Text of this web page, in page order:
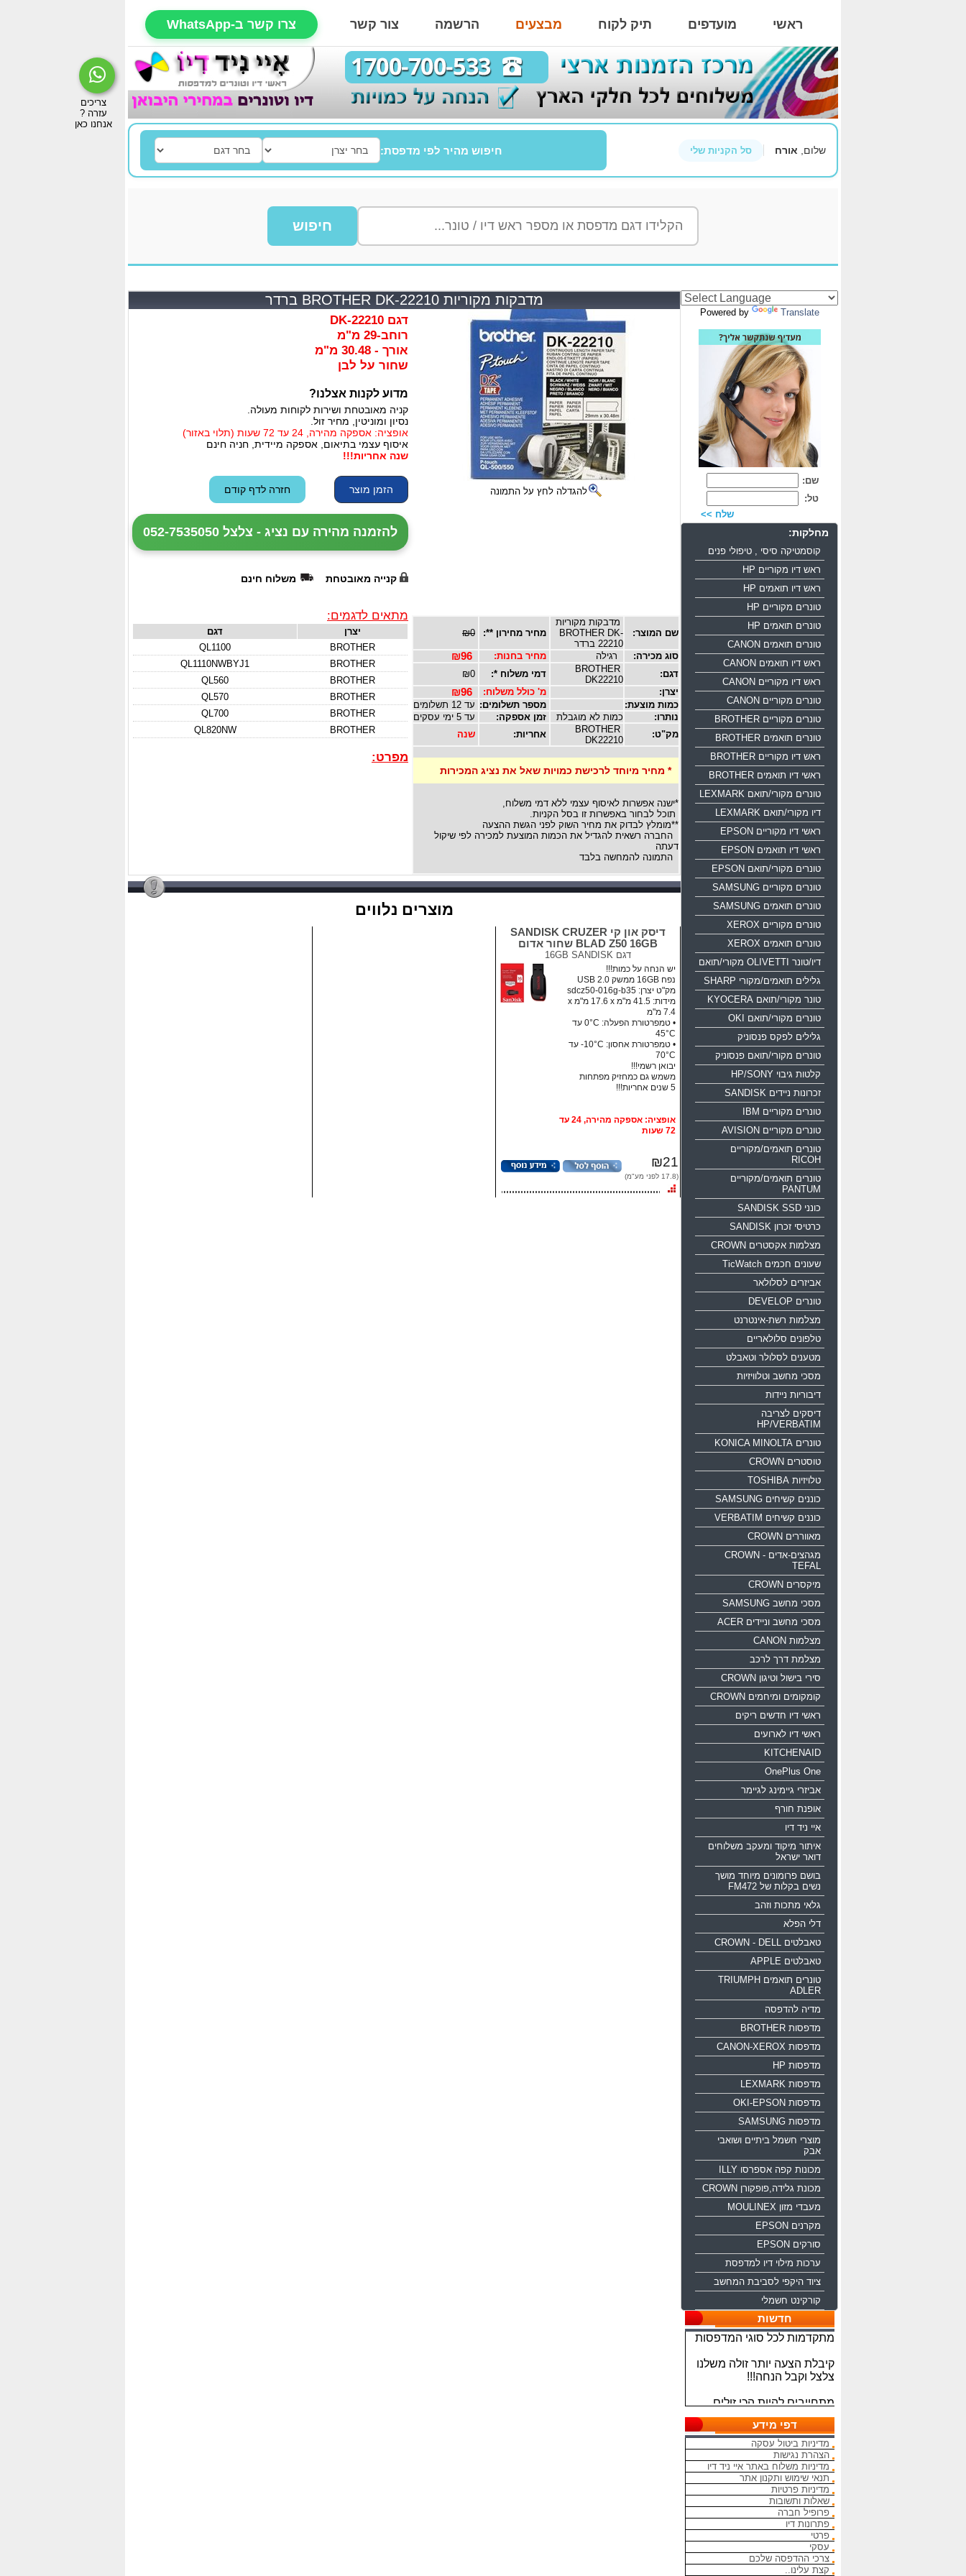
ראשי מועדפים תיק לקוח מבצעים הרשמה צור קשר צרו קשר ב-WhatsApp
שלום, אורח סל הקניות שלי חיפוש מהיר לפי מדפסת:
חיפוש
מדבקות מקוריות BROTHER DK-22210 ברדר
להגדלה לחץ על התמונה
שם המוצר:
מדבקות מקוריות
BROTHER DK-
22210 ברדר
מחיר מחירון **: ₪0
סוג מכירה: רגילה מחיר בחנות:
דגם:
BROTHER
DK22210
דמי משלוח *:
יצרן:
מ' כולל משלוח:
כמות מוצעת: מספר תשלומים: עד 12 תשלומים
נותרו:
כמות לא מוגבלת זמן אספקה:
עד 5 ימי עסקים
מק"ט:
BROTHER
DK22210
אחריות: שנה
* מחיר מיוחד לרכישת כמויות שאל את נציג המכירות
*ישנה אפשרות לאיסוף עצמי ללא דמי משלוח,
תוכל לבחור באפשרות זו בסל הקניות.
**מומלץ לבדוק את מחיר השוק לפני הגשת ההצעה
החברה רשאית להגדיל את הכמות המוצעת למכירה לפי שיקול
דעתה
התמונה להמחשה בלבד
דגם DK-22210
רוחב-29 מ"מ
אורך - 30.48 מ"מ
שחור על לבן
מדוע לקנות אצלנו?
קניה מאובטחת ושירות לקוחות מעולה.
נסיון ומוניטין, מחיר זול.
אופציה: אספקה מהירה, 24 עד 72 שעות (תלוי באזור)
איסוף עצמי בתיאום, אספקה מיידית, חניה חינם
שנה אחריות!!!
להזמנה מהירה עם נציג - צלצל 052-7535050
קנייה מאובטחת משלוח חינם
מתאים לדגמים:
יצרן
דגם
BROTHER
QL1100
BROTHER
QL1110NWBYJ1
BROTHER
QL560
BROTHER
QL570
BROTHER
QL700
BROTHER
QL820NW
מפרט:
מוצרים נלווים
דיסק און קי SANDISK CRUZER
BLAD Z50 16GB שחור אדום
דגם 16GB SANDISK
יש הנחה על כמות!!!
נפח 16GB ממשק USB 2.0
מק"ט יצרן: sdcz50-016g-b35
מידות: ‏41.5 מ"מ x ‏17.6 מ"מ x
• טמפרטורת הפעלה: ‏0°C עד
45°C
• טמפרטורת אחסון:‏ 10°C- עד
70°C
יבואן רשמי!!!
משמש גם כמחזיק מפתחות
5 שנים אחריות!!!
אופציה: אספקה מהירה, 24 עד
72 שעות
₪21
(17.8 לפני מע"מ)
Powered by Translate
שם:
טל:
שלח >>
מחלקות:
קוסמטיקה סיסי , טיפולי פנים
ראש דיו מקוריים HP
ראש דיו תואמים HP
טונרים מקוריים HP
טונרים תואמים HP
טונרים תואמים CANON
ראש דיו תואמים CANON
ראש דיו מקוריים CANON
טונרים מקוריים CANON
טונרים מקוריים BROTHER
טונרים תואמים BROTHER
ראש דיו מקוריים BROTHER
ראשי דיו תואמים BROTHER
טונרים מקורי/תואם LEXMARK
דיו מקורי/תואם LEXMARK
ראשי דיו מקוריים EPSON
ראשי דיו תואמים EPSON
טונרים מקורי/תואם EPSON
טונרים מקוריים SAMSUNG
טונרים תואמים SAMSUNG
טונרים מקוריים XEROX
טונרים תואמים XEROX
דיו/טונר OLIVETTI מקורי/תואם
גלילים תואמים/מקורי SHARP
טונר מקורי/תואם KYOCERA
טונרים מקורי/תואם OKI
גלילים לפקס פנסוניק
טונרים מקורי/תואם פנסוניק
קלטות גיבוי HP/SONY
זכרונות ניידים SANDISK
טונרים מקוריים IBM
טונרים מקוריים AVISION
טונרים תואמים/מקוריים
RICOH
טונרים תואמים/מקוריים
PANTUM
כונני SANDISK SSD
כרטיסי זכרון SANDISK
מצלמות אקסטרים CROWN
שעונים חכמים TicWatch
אביזרים לסלולאר
טונרים DEVELOP
מצלמות רשת-אינטרנט
טלפונים סלולאריים
מטענים לסלולר וטאבלט
מסכי מחשב וטלוויזיות
דיבוריות ניידות
דיסקים לצריבה
HP/VERBATIM
טונרים KONICA MINOLTA
טוסטרים CROWN
טלויזיות TOSHIBA
כוננים קשיחים SAMSUNG
כוננים קשיחים VERBATIM
מאווררים CROWN
מגהצים-אדים CROWN -
TEFAL
מיקסרים CROWN
מסכי מחשב SAMSUNG
מסכי מחשב וניידים ACER
מצלמות CANON
מצלמת דרך לרכב
סירי בישול וטיגון CROWN
קומקומים ומיחמים CROWN
ראשי דיו חדשים ריקים
ראשי דיו לארועים
KITCHENAID
OnePlus One
אביזרי גיימינג לגיימר
אופנת חורף
איי ניד דיו
איתור מיקוד ומעקב משלוחים
דואר ישראל
בושם פרומונים מיוחד מושך
נשים בקלות של FM472
גלאי מתכות וזהב
דלי הפלא
טאבלטים CROWN - DELL
טאבלטים APPLE
טונרים תואמים TRIUMPH
ADLER
מדיה להדפסה
מדפסות BROTHER
מדפסות CANON-XEROX
מדפסות HP
מדפסות LEXMARK
מדפסות OKI-EPSON
מדפסות SAMSUNG
מוצרי חשמל ביתיים ושואבי
אבק
מכונות קפה אספרסו ILLY
מכונת גלידה,פופקורן CROWN
מעבדי מזון MOULINEX
מקרנים EPSON
סורקים EPSON
ערכות מילוי דיו למדפסת
ציוד היקפי לסביבת המחשב
קורקינט חשמלי
חדשות
ברוכים הבאים לחברת איי ניד
דיו משווקת טכנולוגיות דיו
מתקדמות לכל סוגי המדפסות
צלצל וקבל הנחה!!!
בארץ בראשי הדיו והטונרים
התואמים, יש אפשרות למשלוח
מהיום להיום
המחירים באתר אינם סופיים,יש
הנחה על קניה כמותית פרטים
במרכז ההזמנות
מאמינים אך ורק ביחס אישי
הוגן ובהקשבה
ללקוחות.בזכותכם הצלחתנו
בכל שאלה עניין והתלבטות אין
סיבה להסס - בשביל זה אנחנו
דפי מידע
מדיניות ביטול עסקה
הצהרת נגישות
מדיניות משלוח באתר איי ניד דיו
תנאי שימוש ותקנון אתר
מדיניות פרטיות
שאלות ותשובות
פרופיל חברה
פתרונות דיו
פרטי
עסקי
צרכי ההדפסה שלכם
קצת עלינו..